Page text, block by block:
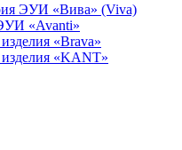
ЭУИ «Вива» (Viva)
«Avanti»
«Brava»
«KANT»